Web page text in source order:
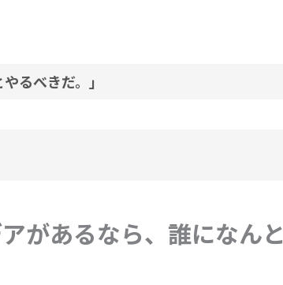
るべきだ。」
があるなら、誰になんと